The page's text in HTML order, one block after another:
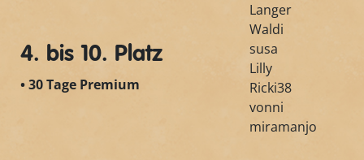
4. bis 10. Platz
• 30 Tage Premium
Langer
Waldi
susa
Lilly
Ricki38
vonni
miramanjo